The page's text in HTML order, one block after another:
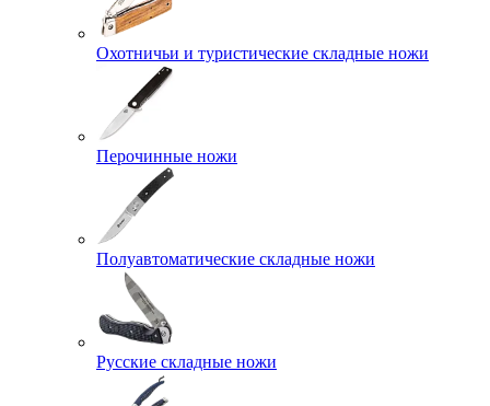
Охотничьи и туристические складные ножи
Перочинные ножи
Полуавтоматические складные ножи
Русские складные ножи